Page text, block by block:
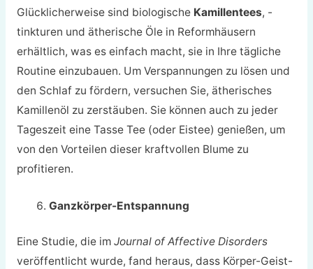
Glücklicherweise sind biologische Kamillentees, -
tinkturen und ätherische Öle in Reformhäusern
erhältlich, was es einfach macht, sie in Ihre tägliche
Routine einzubauen. Um Verspannungen zu lösen und
den Schlaf zu fördern, versuchen Sie, ätherisches
Kamillenöl zu zerstäuben. Sie können auch zu jeder
Tageszeit eine Tasse Tee (oder Eistee) genießen, um
von den Vorteilen dieser kraftvollen Blume zu
profitieren.
Ganzkörper-Entspannung
Eine Studie, die im Journal of Affective Disorders
veröffentlicht wurde, fand heraus, dass Körper-Geist-